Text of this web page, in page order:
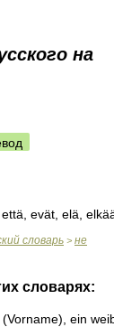
на
evät, elä,
словарь > не
словарях:
ein